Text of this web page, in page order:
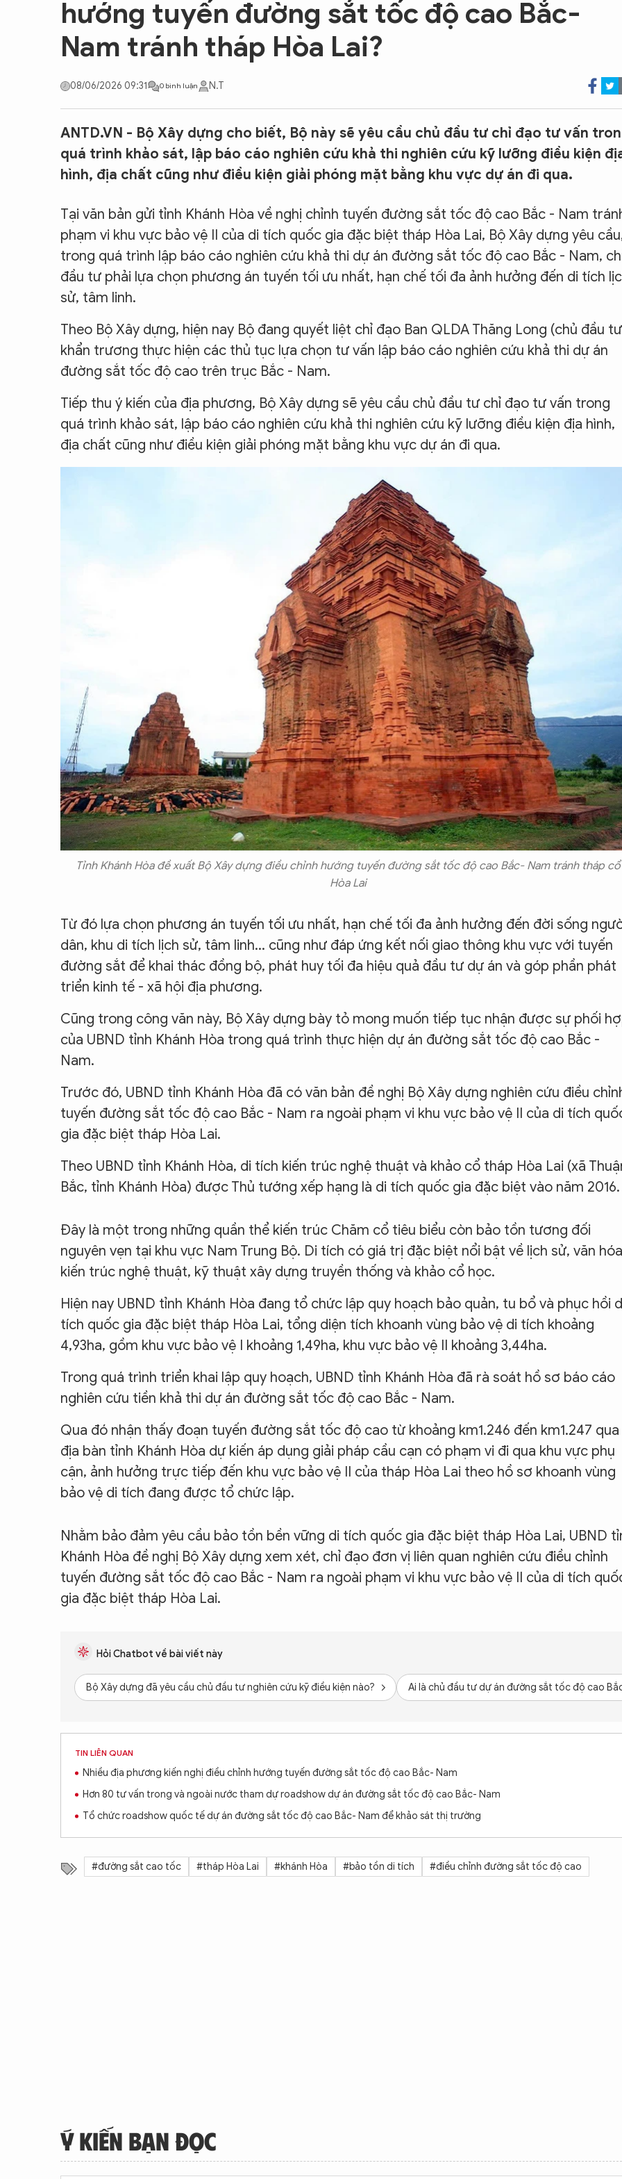
CON ĐƯỜNG KHỞI NGHIỆP
hướng tuyến đường sắt tốc độ cao Bắc-
Nam tránh tháp Hòa Lai?
08/06/2026 09:31 0 bình luận N.T
ANTD.VN - Bộ Xây dựng cho biết, Bộ này sẽ yêu cầu chủ đầu tư chỉ đạo tư vấn
quá trình khảo sát, lập báo cáo nghiên cứu khả thi nghiên cứu kỹ lưỡng điều kiện
hình, địa chất cũng như điều kiện giải phóng mặt bằng khu vực dự án đi qua.
Tại văn bản gửi tỉnh Khánh Hòa về nghị chỉnh tuyến đường sắt tốc độ cao Bắc - Nam
phạm vi khu vực bảo vệ II của di tích quốc gia đặc biệt tháp Hòa Lai, Bộ Xây dựng yêu
trong quá trình lập báo cáo nghiên cứu khả thi dự án đường sắt tốc độ cao Bắc - Nam,
đầu tư phải lựa chọn phương án tuyến tối ưu nhất, hạn chế tối đa ảnh hưởng đến di tích
sử, tâm linh.
Theo Bộ Xây dựng, hiện nay Bộ đang quyết liệt chỉ đạo Ban QLDA Thăng Long (chủ đầu
khẩn trương thực hiện các thủ tục lựa chọn tư vấn lập báo cáo nghiên cứu khả thi dự án
đường sắt tốc độ cao trên trục Bắc - Nam.
Tiếp thu ý kiến của địa phương, Bộ Xây dựng sẽ yêu cầu chủ đầu tư chỉ đạo tư vấn trong
quá trình khảo sát, lập báo cáo nghiên cứu khả thi nghiên cứu kỹ lưỡng điều kiện địa hình,
địa chất cũng như điều kiện giải phóng mặt bằng khu vực dự án đi qua.
Tỉnh Khánh Hòa đề xuất Bộ Xây dựng điều chỉnh hướng tuyến đường sắt tốc độ cao Bắc- Nam tránh tháp cổ
Hòa Lai
Từ đó lựa chọn phương án tuyến tối ưu nhất, hạn chế tối đa ảnh hưởng đến đời sống
dân, khu di tích lịch sử, tâm linh... cũng như đáp ứng kết nối giao thông khu vực với tuyến
đường sắt để khai thác đồng bộ, phát huy tối đa hiệu quả đầu tư dự án và góp phần phát
triển kinh tế - xã hội địa phương.
Cũng trong công văn này, Bộ Xây dựng bày tỏ mong muốn tiếp tục nhận được sự phối
của UBND tỉnh Khánh Hòa trong quá trình thực hiện dự án đường sắt tốc độ cao Bắc -
Nam.
Trước đó, UBND tỉnh Khánh Hòa đã có văn bản đề nghị Bộ Xây dựng nghiên cứu điều
tuyến đường sắt tốc độ cao Bắc - Nam ra ngoài phạm vi khu vực bảo vệ II của di tích
gia đặc biệt tháp Hòa Lai.
Theo UBND tỉnh Khánh Hòa, di tích kiến trúc nghệ thuật và khảo cổ tháp Hòa Lai (xã
Bắc, tỉnh Khánh Hòa) được Thủ tướng xếp hạng là di tích quốc gia đặc biệt vào năm 2016.
Đây là một trong những quần thể kiến trúc Chăm cổ tiêu biểu còn bảo tồn tương đối
nguyên vẹn tại khu vực Nam Trung Bộ. Di tích có giá trị đặc biệt nổi bật về lịch sử, văn
kiến trúc nghệ thuật, kỹ thuật xây dựng truyền thống và khảo cổ học.
Hiện nay UBND tỉnh Khánh Hòa đang tổ chức lập quy hoạch bảo quản, tu bổ và phục hồi
tích quốc gia đặc biệt tháp Hòa Lai, tổng diện tích khoanh vùng bảo vệ di tích khoảng
4,93ha, gồm khu vực bảo vệ I khoảng 1,49ha, khu vực bảo vệ II khoảng 3,44ha.
Trong quá trình triển khai lập quy hoạch, UBND tỉnh Khánh Hòa đã rà soát hồ sơ báo cáo
nghiên cứu tiền khả thi dự án đường sắt tốc độ cao Bắc - Nam.
Qua đó nhận thấy đoạn tuyến đường sắt tốc độ cao từ khoảng km1.246 đến km1.247 qua
địa bàn tỉnh Khánh Hòa dự kiến áp dụng giải pháp cầu cạn có phạm vi đi qua khu vực phụ
cận, ảnh hưởng trực tiếp đến khu vực bảo vệ II của tháp Hòa Lai theo hồ sơ khoanh vùng
bảo vệ di tích đang được tổ chức lập.
Nhằm bảo đảm yêu cầu bảo tồn bền vững di tích quốc gia đặc biệt tháp Hòa Lai, UBND
Khánh Hòa đề nghị Bộ Xây dựng xem xét, chỉ đạo đơn vị liên quan nghiên cứu điều chỉnh
tuyến đường sắt tốc độ cao Bắc - Nam ra ngoài phạm vi khu vực bảo vệ II của di tích
gia đặc biệt tháp Hòa Lai.
Hỏi Chatbot về bài viết này
Bộ Xây dựng đã yêu cầu chủ đầu tư nghiên cứu kỹ điều kiện nào? Ai là chủ đầu tư dự án đường sắt tốc độ cao Bắc
TIN LIÊN QUAN
Nhiều địa phương kiến nghị điều chỉnh hướng tuyến đường sắt tốc độ cao Bắc- Nam
Hơn 80 tư vấn trong và ngoài nước tham dự roadshow dự án đường sắt tốc độ cao Bắc- Nam
Tổ chức roadshow quốc tế dự án đường sắt tốc độ cao Bắc- Nam để khảo sát thị trường
#đường sắt cao tốc #tháp Hòa Lai #khánh Hòa #bảo tồn di tích #điều chỉnh đường sắt tốc độ cao
Ý KIẾN BẠN ĐỌC